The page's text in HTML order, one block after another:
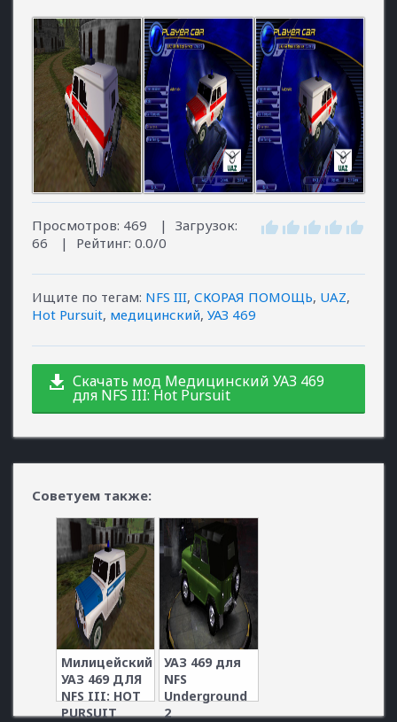
Просмотров: 469 | Загрузок:
66
| Рейтинг: 0.0/0
Ищите по тегам: NFS III, СКОРАЯ ПОМОЩЬ, UAZ,
Hot Pursuit, медицинский, УАЗ 469
Скачать мод Медицинский УАЗ 469
для NFS III: Hot Pursuit
Советуем также:
Милицейский
УАЗ 469 ДЛЯ
NFS III: HOT
PURSUIT
УАЗ 469 для
NFS
Underground
2